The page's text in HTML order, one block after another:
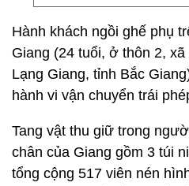
Hành khách ngồi ghế phụ
Giang (24 tuổi, ở thôn 2,
Lạng Giang, tỉnh Bắc
hành vi vận chuyển trái
Tang vật thu giữ trong
chân của Giang gồm 3 túi
tổng cộng 517 viên nén